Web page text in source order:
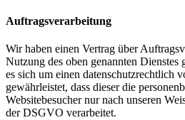
Auftragsverarbeitung
Wir haben einen Vertrag über
Nutzung des oben genannten Dienstes
es sich um einen datenschutzrechtlich
gewährleistet, dass dieser die
Websitebesucher nur nach unseren
der DSGVO verarbeitet.